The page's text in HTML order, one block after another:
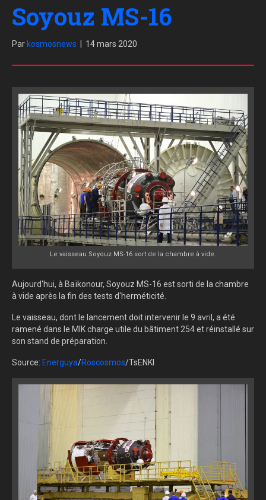
Soyouz MS-16
Par kosmosnews 14 mars 2020
Le vaisseau Soyouz MS-16 sort de la chambre à vide.
Aujourd'hui, à Baïkonour, Soyouz MS-16 est sorti de la chambre
à vide après la fin des tests d'herméticité.
Le vaisseau, dont le lancement doit intervenir le 9 avril, a été
ramené dans le MIK charge utile du bâtiment 254 et réinstallé sur
son stand de préparation.
Source: Energuya/Roscosmos/TsENKI